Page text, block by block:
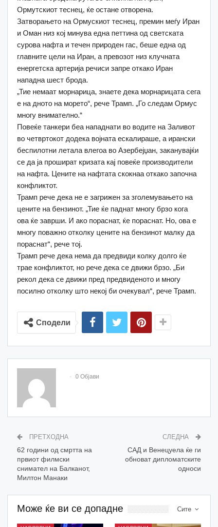
Ормутскиот теснец, ќе остане отворена.
Затворањето на Ормускиот теснец, премин меѓу Иран
и Оман низ кој минува една петтина од светската
сурова нафта и течен природен гас, беше една од
главните цели на Иран, а превозот низ клучната
енергетска артерија речиси запре откако Иран
нападна шест брода.
„Тие немаат морнарица, знаете дека морнарицата сега
е на дното на морето“, рече Трамп. „Го следам Ормус
многу внимателно.“
Повеќе танкери беа нападнати во водите на Заливот
во четвртокот додека војната ескалираше, а ирански
беспилотни летала влегоа во Азербејџан, заканувајќи
се да ја прошират кризата кај повеќе производители
на нафта. Цените на нафтата скокнаа откако започна
конфликтот.
Трамп рече дека не е загрижен за зголемувањето на
цените на бензинот. „Тие ќе паднат многу брзо кога
ова ќе заврши. И ако пораснат, ќе пораснат. Но, ова е
многу поважно отколку цените на бензинот малку да
пораснат“, рече тој.
Трамп рече дека нема да предвиди колку долго ќе
трае конфликтот, но рече дека се движи брзо. „Би
рекол дека се движи пред предвиденото и многу
посилно отколку што некој би очекувал“, рече Трамп.
Сподели
0 Објави
ПРЕТХОДНА
62 години од смртта на
првиот филмски
снимател на Балканот,
Милтон Манаки
СЛЕДНА
САД и Венецуела ќе ги
обноват дипломатските
односи
Сите
Може ќе ви се допадне